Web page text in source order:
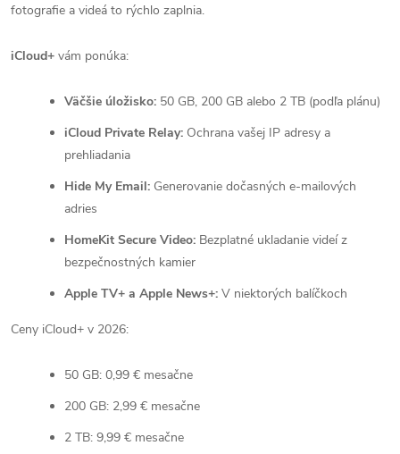
fotografie a videá to rýchlo zaplnia.
iCloud+ vám ponúka:
Väčšie úložisko: 50 GB, 200 GB alebo 2 TB (podľa plánu)
iCloud Private Relay: Ochrana vašej IP adresy a
prehliadania
Hide My Email: Generovanie dočasných e-mailových
adries
HomeKit Secure Video: Bezplatné ukladanie videí z
bezpečnostných kamier
Apple TV+ a Apple News+: V niektorých balíčkoch
Ceny iCloud+ v 2026:
50 GB: 0,99 € mesačne
200 GB: 2,99 € mesačne
2 TB: 9,99 € mesačne